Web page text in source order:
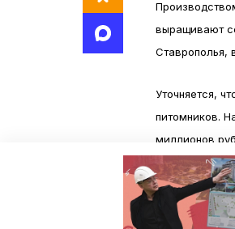
выращивают
Ставрополья,
Уточняется,
питомников.
миллионов
большем, чем
миллионов